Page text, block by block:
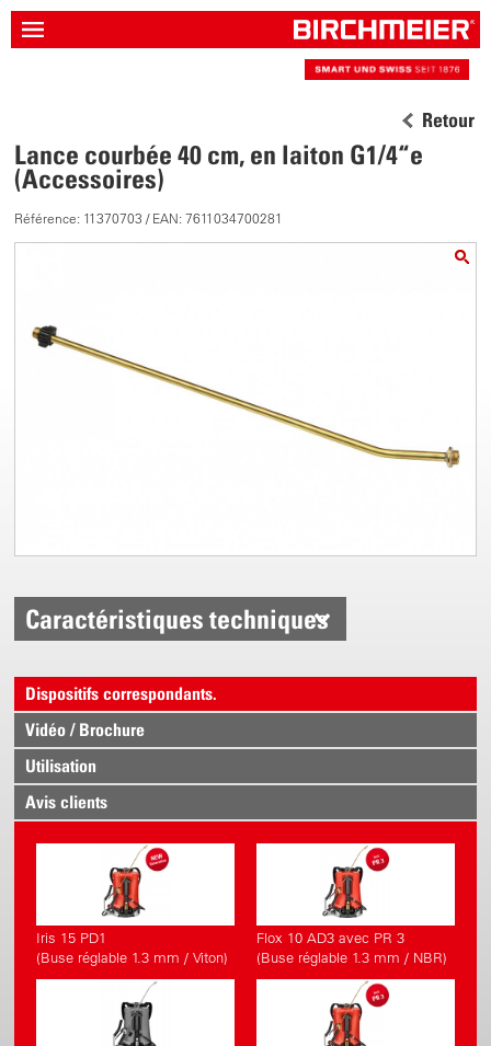
Retour
Lance courbée 40 cm, en laiton G1/4“e
(Accessoires)
Référence: 11370703 / EAN: 7611034700281
Caractéristiques techniques
Dispositifs correspondants.
Vidéo / Brochure
Utilisation
Avis clients
Iris 15 PD1
(Buse réglable 1.3 mm / Viton)
Flox 10 AD3 avec PR 3
(Buse réglable 1.3 mm / NBR)